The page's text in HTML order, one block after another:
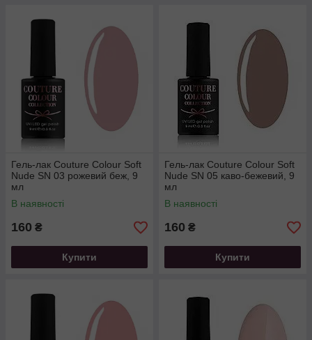
Гель-лак Couture Colour Soft
Nude SN 03 рожевий беж, 9
мл
В наявності
160 ₴
Купити
Гель-лак Couture Colour Soft
Nude SN 05 каво-бежевий, 9
мл
В наявності
160 ₴
Купити